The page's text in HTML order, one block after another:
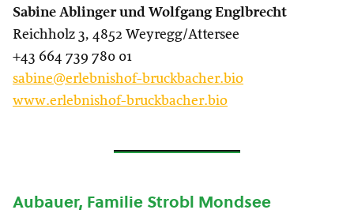
Sabine Ablinger und Wolfgang Englbrecht
Reichholz 3, 4852 Weyregg/Attersee
+43 664 739 780 01
sabine@erlebnishof-bruckbacher.bio
www.erlebnishof-bruckbacher.bio
Aubauer, Familie Strobl Mondsee